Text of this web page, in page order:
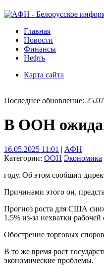
Главная
Новости
Финансы
Нефть
Карта сайта
Последнее обновление:
В ООН
16.05.2025 11:01 | АФН
Категории: ООН Экономика
году. Об этом сообщил
Причинами этого он,
Прогноз роста для США
1,5% из-за нехватки
Обострение торговых
В то же время рост
экономические проблемы.